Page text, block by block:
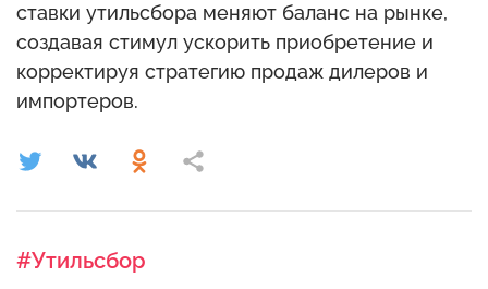
ставки утильсбора меняют баланс на рынке,
создавая стимул ускорить приобретение и
корректируя стратегию продаж дилеров и
импортеров.
#Утильсбор